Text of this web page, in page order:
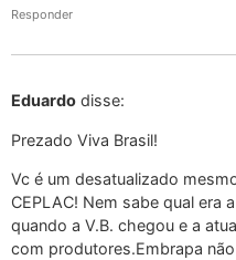
Responder
Eduardo disse:
Prezado Viva Brasil!
Vc é um desatualizado
CEPLAC! Nem sabe qual era
quando a V.B. chegou e a
com produtores.Embrapa